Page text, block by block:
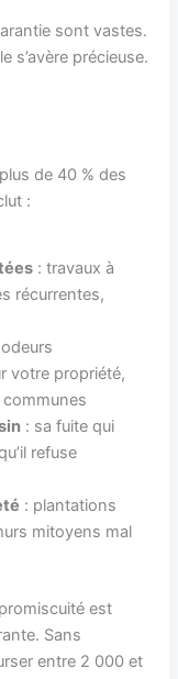
sont vastes.
s’avère précieuse.
de 40 % des
:
: travaux à
récurrentes,
votre propriété,
: sa fuite qui
refuse
: plantations
mitoyens mal
est
Sans
entre 2 000 et